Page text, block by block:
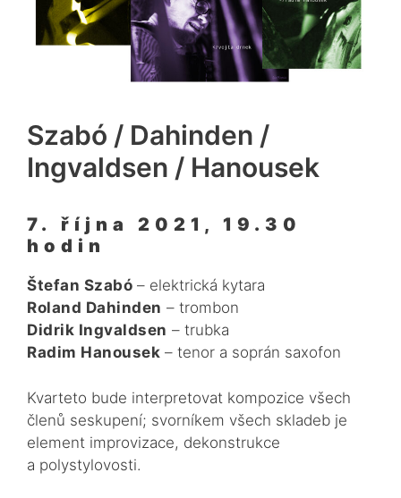
Szabó / Dahinden /
Ingvaldsen / Hanousek
7. října 2021, 19.30
hodin
Štefan Szabó – elektrická kytara
Roland Dahinden – trombon
Didrik Ingvaldsen – trubka
Radim Hanousek – tenor a soprán saxofon
Kvarteto bude interpretovat kompozice všech
členů seskupení; svorníkem všech skladeb je
element improvizace, dekonstrukce
a polystylovosti.